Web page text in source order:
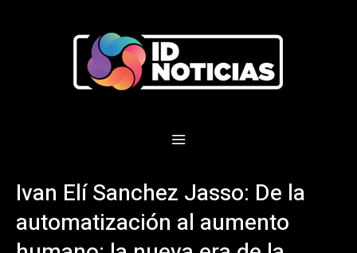
Ivan Elí Sanchez Jasso: De la
automatización al aumento